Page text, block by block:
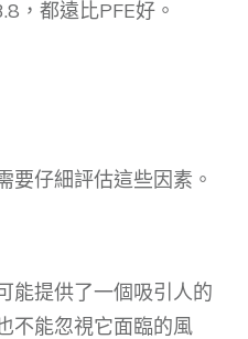
，都遠比PFE好。
要仔細評估這些因素。
能提供了一個吸引人的
不能忽視它面臨的風